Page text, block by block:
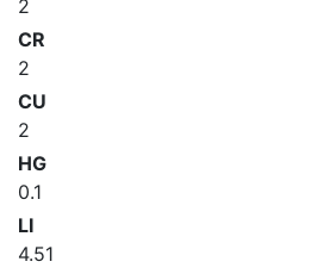
2
CR
2
CU
2
HG
0.1
LI
4.51